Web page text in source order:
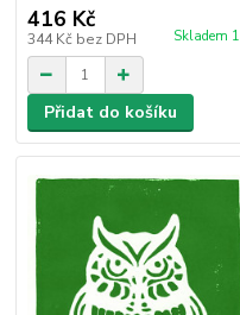
416 Kč
344 Kč bez DPH Skladem 1
Přidat do košíku